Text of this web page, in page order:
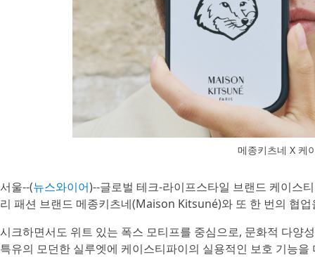
메종키츠네 X 케
서울--(뉴스와이어)--글로벌 테크-라이프스타일 브랜드 케이스
리 패션 브랜드 메종키츠네(Maison Kitsuné)와 또 한 번의 협업
시크하면서도 위트 있는 폭스 모티프를 중심으로, 문화적 다양
특유의 모던한 실루엣에 케이스티파이의 실용적인 보호 기능